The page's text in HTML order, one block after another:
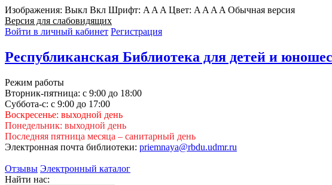
Изображения: Выкл Вкл Шрифт: A A A Цвет: A A A A Обычная версия
Версия для слабовидящих
Войти в личный кабинет Регистрация
Республиканская Библиотека для детей и
Режим работы
Вторник-пятница: с 9:00 до 18:00
Суббота-с: с 9:00 до 17:00
Воскресенье: выходной день
Понедельник: выходной день
Последняя пятница месяца – санитарный день
Электронная почта библиотеки: priemnaya@rbdu.udmr.ru
Отзывы Электронный каталог
Найти нас: